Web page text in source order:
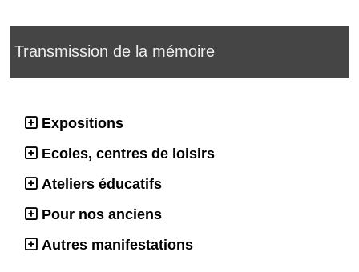
Transmission de la mémoire
Expositions
Ecoles, centres de loisirs
Ateliers éducatifs
Pour nos anciens
Autres manifestations